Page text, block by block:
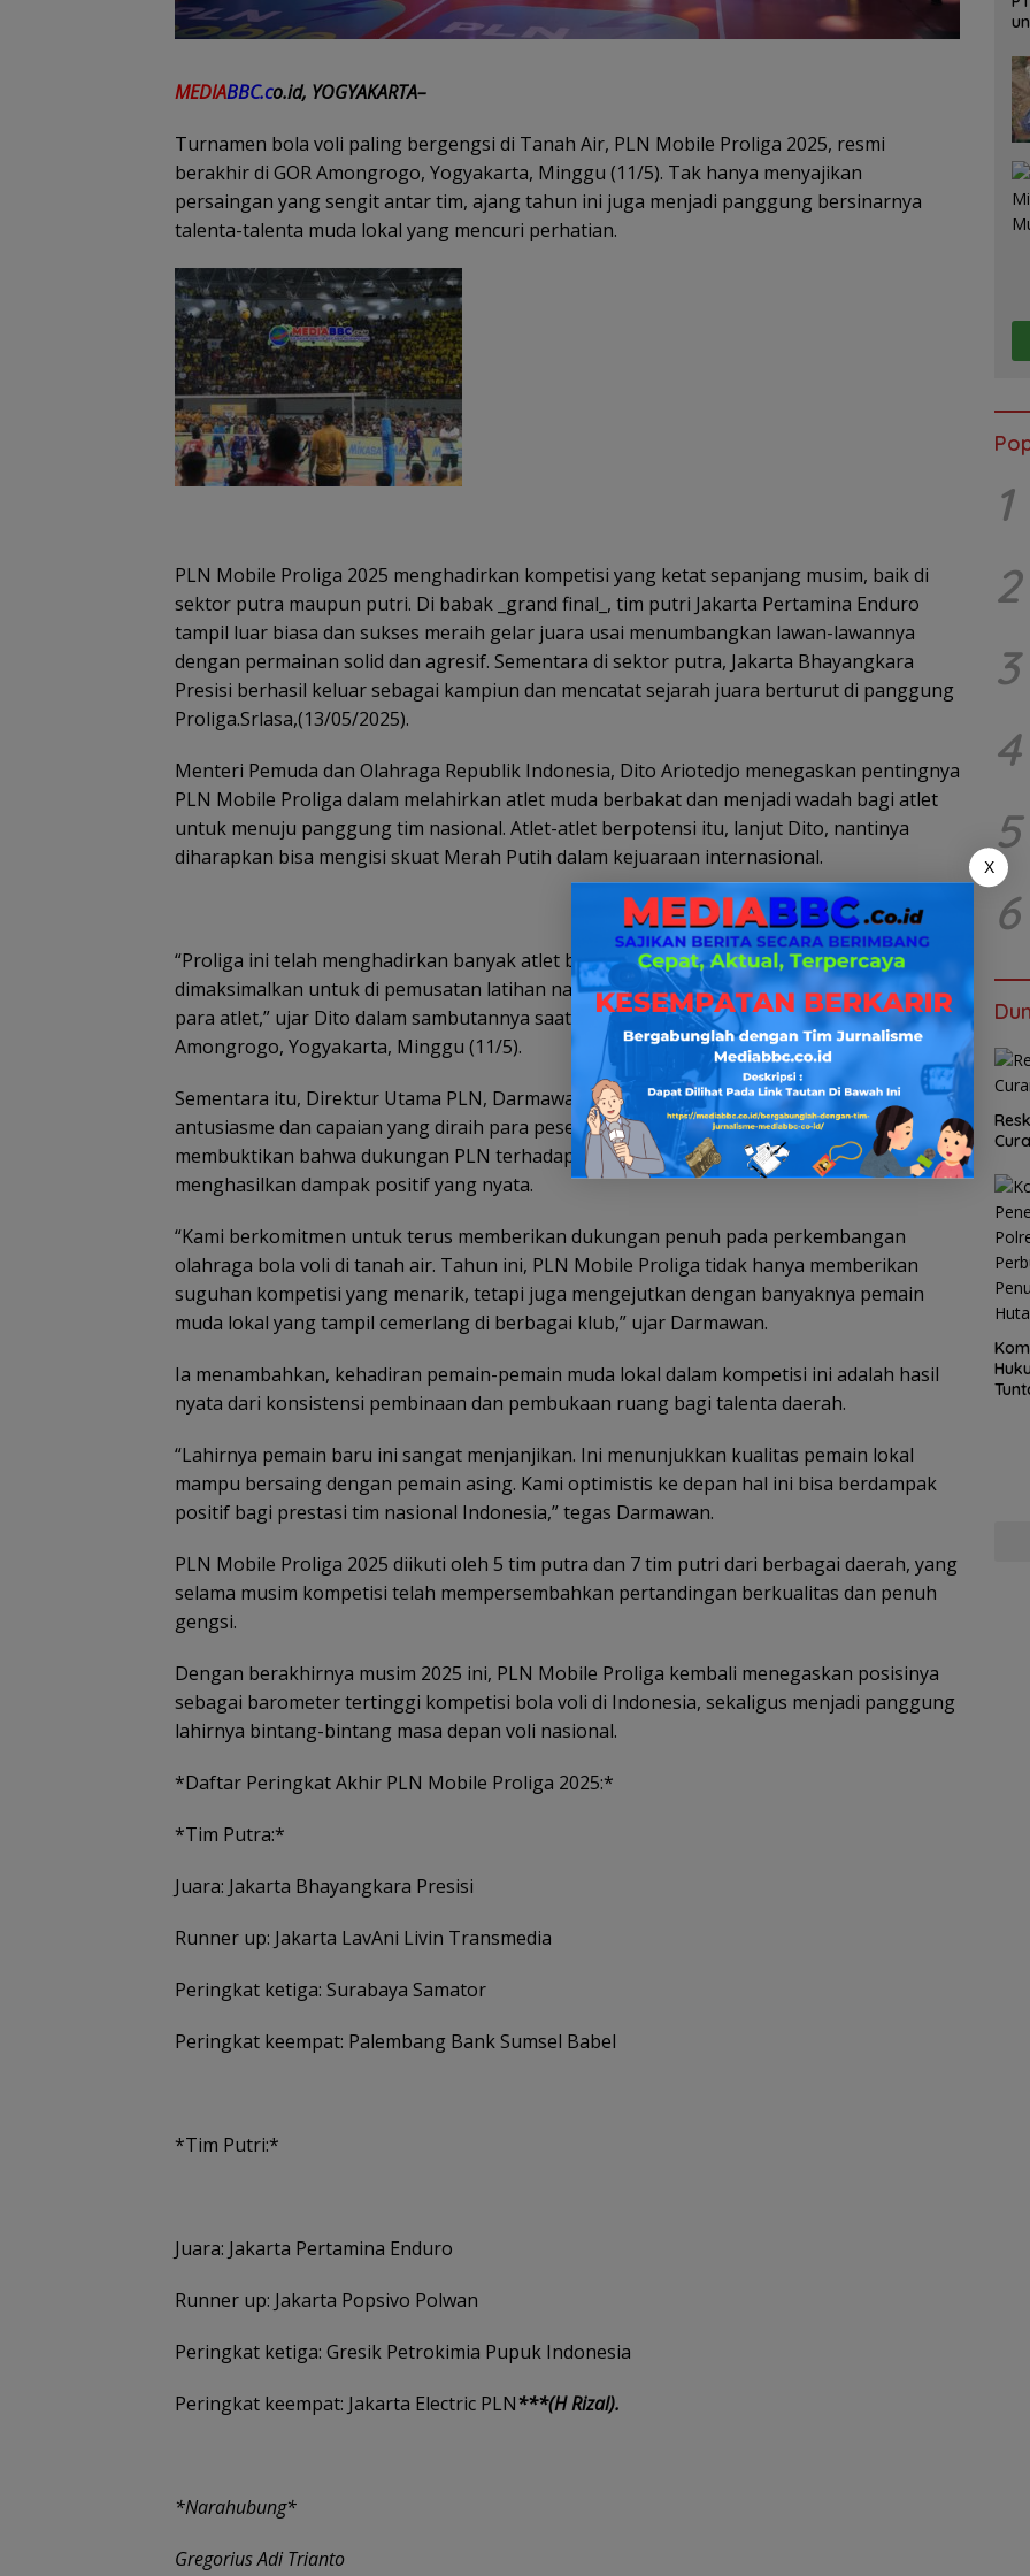
MEDIABBC.co.id, YOGYAKARTA–
Turnamen bola voli paling bergengsi di Tanah Air, PLN Mobile Proliga 2025, resmi
berakhir di GOR Amongrogo, Yogyakarta, Minggu (11/5). Tak hanya menyajikan
persaingan yang sengit antar tim, ajang tahun ini juga menjadi panggung bersinarnya
talenta-talenta muda lokal yang mencuri perhatian.
PLN Mobile Proliga 2025 menghadirkan kompetisi yang ketat sepanjang musim, baik di
sektor putra maupun putri. Di babak _grand final_, tim putri Jakarta Pertamina Enduro
tampil luar biasa dan sukses meraih gelar juara usai menumbangkan lawan-lawannya
dengan permainan solid dan agresif. Sementara di sektor putra, Jakarta Bhayangkara
Presisi berhasil keluar sebagai kampiun dan mencatat sejarah juara berturut di panggung
Proliga.Srlasa,(13/05/2025).
Menteri Pemuda dan Olahraga Republik Indonesia, Dito Ariotedjo menegaskan pentingnya
PLN Mobile Proliga dalam melahirkan atlet muda berbakat dan menjadi wadah bagi atlet
untuk menuju panggung tim nasional. Atlet-atlet berpotensi itu, lanjut Dito, nantinya
diharapkan bisa mengisi skuat Merah Putih dalam kejuaraan internasional.
“Proliga ini telah menghadirkan banyak atlet baru yang sangat potensi. Ini harusnya bisa
dimaksimalkan untuk di pemusatan latihan nasional. Kompetisi voli sangat penting bagi
para atlet,” ujar Dito dalam sambutannya saat menutup PLN Mobile Proliga 2025 di GOR
Amongrogo, Yogyakarta, Minggu (11/5).
Sementara itu, Direktur Utama PLN, Darmawan Prasodjo menyampaikan apresiasinya atas
antusiasme dan capaian yang diraih para peserta. Menurutnya, gelaran tahun ini
membuktikan bahwa dukungan PLN terhadap olahraga, khususnya voli, mampu
menghasilkan dampak positif yang nyata.
“Kami berkomitmen untuk terus memberikan dukungan penuh pada perkembangan
olahraga bola voli di tanah air. Tahun ini, PLN Mobile Proliga tidak hanya memberikan
suguhan kompetisi yang menarik, tetapi juga mengejutkan dengan banyaknya pemain
muda lokal yang tampil cemerlang di berbagai klub,” ujar Darmawan.
Ia menambahkan, kehadiran pemain-pemain muda lokal dalam kompetisi ini adalah hasil
nyata dari konsistensi pembinaan dan pembukaan ruang bagi talenta daerah.
“Lahirnya pemain baru ini sangat menjanjikan. Ini menunjukkan kualitas pemain lokal
mampu bersaing dengan pemain asing. Kami optimistis ke depan hal ini bisa berdampak
positif bagi prestasi tim nasional Indonesia,” tegas Darmawan.
PLN Mobile Proliga 2025 diikuti oleh 5 tim putra dan 7 tim putri dari berbagai daerah, yang
selama musim kompetisi telah mempersembahkan pertandingan berkualitas dan penuh
gengsi.
Dengan berakhirnya musim 2025 ini, PLN Mobile Proliga kembali menegaskan posisinya
sebagai barometer tertinggi kompetisi bola voli di Indonesia, sekaligus menjadi panggung
lahirnya bintang-bintang masa depan voli nasional.
*Daftar Peringkat Akhir PLN Mobile Proliga 2025:*
*Tim Putra:*
Juara: Jakarta Bhayangkara Presisi
Runner up: Jakarta LavAni Livin Transmedia
Peringkat ketiga: Surabaya Samator
Peringkat keempat: Palembang Bank Sumsel Babel
*Tim Putri:*
Juara: Jakarta Pertamina Enduro
Runner up: Jakarta Popsivo Polwan
Peringkat ketiga: Gresik Petrokimia Pupuk Indonesia
Peringkat keempat: Jakarta Electric PLN***(H Rizal).
*Narahubung*
Gregorius Adi Trianto
1
2
3
4
5
6
X